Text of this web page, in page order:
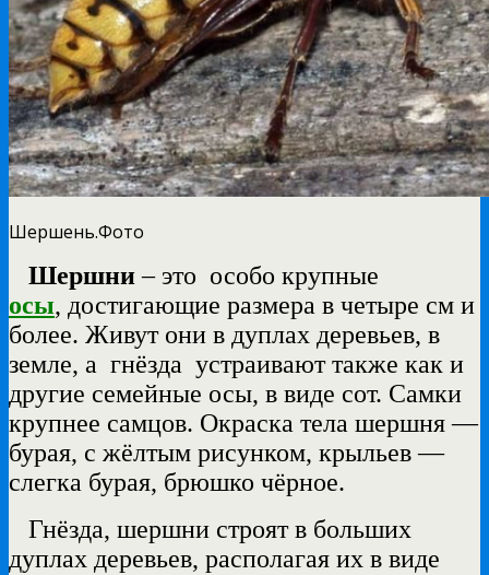
Шершень.Фото
Шершни– это особо крупные
осы, достигающие размера в четыре см и
более. Живут они в дуплах деревьев, в
земле, а гнёзда устраивают также как и
другие семейные осы, в виде сот. Самки
крупнее самцов. Окраска тела шершня —
бурая, с жёлтым рисунком, крыльев —
слегка бурая, брюшко чёрное.
Гнёзда, шершни строят в больших
дуплах деревьев, располагая их в виде